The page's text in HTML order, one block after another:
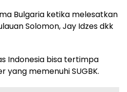
Bulgaria ketika melesatkan
Solomon, Jay Idzes dkk
Indonesia bisa tertimpa
yang memenuhi SUGBK.